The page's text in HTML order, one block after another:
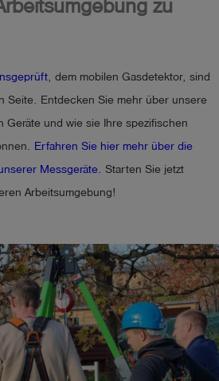
zu
, dem mobilen Gasdetektor, sind
Seite. Entdecken Sie mehr über unsere
Geräte und wie sie Ihre spezifischen
Erfahren Sie hier mehr über die
Messgeräte. Starten Sie jetzt
Arbeitsumgebung!